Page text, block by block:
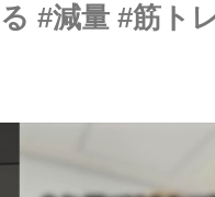
#減量 #筋ト